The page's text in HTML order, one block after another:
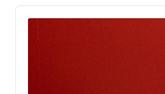
Audio
Player